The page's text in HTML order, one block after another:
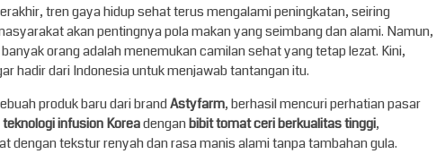
tren gaya hidup sehat terus mengalami peningkatan, seiring
akan pentingnya pola makan yang seimbang dan alami. Namun,
orang adalah menemukan camilan sehat yang tetap lezat. Kini,
hadir dari Indonesia untuk menjawab tantangan itu.
produk baru dari brandAstyfarm, berhasil mencuri perhatian pasar
teknologi infusion Koreadenganbibit tomat ceri berkualitas tinggi,
dengan tekstur renyah dan rasa manis alami tanpa tambahan gula.